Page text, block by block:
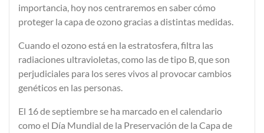
importancia, hoy nos centraremos en sabercómo
proteger la capa de ozono gracias a distintas medidas.
Cuando el ozono está en la estratosfera, filtra las
radiaciones ultravioletas, como las de tipo B, que son
perjudiciales para los seres vivos al provocar cambios
genéticos en las personas.
El 16 de septiembrese ha marcado en el calendario
como el Día Mundial de la Preservación de la Capa de